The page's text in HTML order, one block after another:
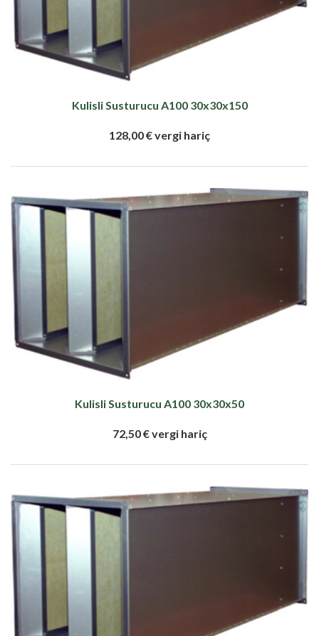
Kulisli Susturucu A100 30x30x150
128,00 € vergi hariç
Kulisli Susturucu A100 30x30x50
72,50 € vergi hariç